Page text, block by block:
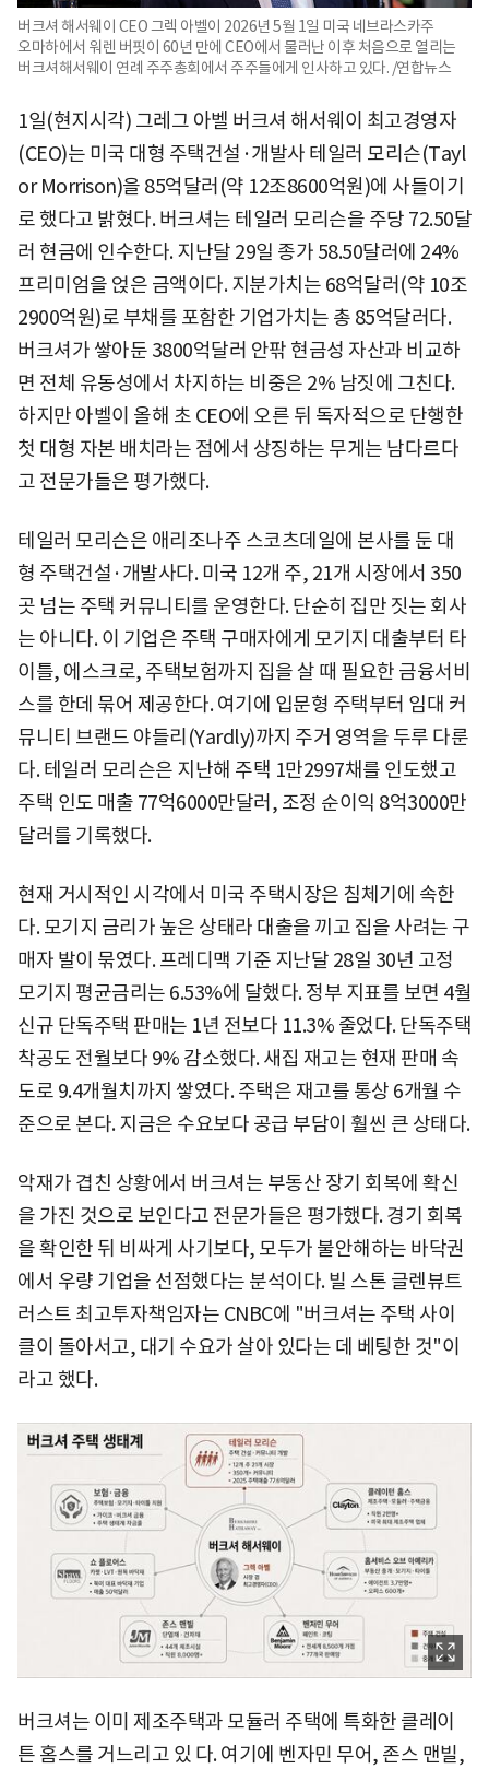
버크셔 해서웨이 CEO 그렉 아벨이 2026년 5월 1일 미국 네브라스카주
오마하에서 워렌 버핏이 60년 만에 CEO에서 물러난 이후 처음으로 열리는
버크셔해서웨이 연례 주주총회에서 주주들에게 인사하고 있다. /연합뉴스
1일(현지시각) 그레그 아벨 버크셔 해서웨이 최고경영자
(CEO)는 미국 대형 주택건설·개발사 테일러 모리슨(Tayl
or Morrison)을 85억달러(약 12조8600억원)에 사들이기
로 했다고 밝혔다. 버크셔는 테일러 모리슨을 주당 72.50달
러 현금에 인수한다. 지난달 29일 종가 58.50달러에 24%
프리미엄을 얹은 금액이다. 지분가치는 68억달러(약 10조
2900억원)로 부채를 포함한 기업가치는 총 85억달러다.
버크셔가 쌓아둔 3800억달러 안팎 현금성 자산과 비교하
면 전체 유동성에서 차지하는 비중은 2% 남짓에 그친다.
하지만 아벨이 올해 초 CEO에 오른 뒤 독자적으로 단행한
첫 대형 자본 배치라는 점에서 상징하는 무게는 남다르다
고 전문가들은 평가했다.
테일러 모리슨은 애리조나주 스코츠데일에 본사를 둔 대
형 주택건설·개발사다. 미국 12개 주, 21개 시장에서 350
곳 넘는 주택 커뮤니티를 운영한다. 단순히 집만 짓는 회사
는 아니다. 이 기업은 주택 구매자에게 모기지 대출부터 타
이틀, 에스크로, 주택보험까지 집을 살 때 필요한 금융서비
스를 한데 묶어 제공한다. 여기에 입문형 주택부터 임대 커
뮤니티 브랜드 야들리(Yardly)까지 주거 영역을 두루 다룬
다. 테일러 모리슨은 지난해 주택 1만2997채를 인도했고
주택 인도 매출 77억6000만달러, 조정 순이익 8억3000만
달러를 기록했다.
현재 거시적인 시각에서 미국 주택시장은 침체기에 속한
다. 모기지 금리가 높은 상태라 대출을 끼고 집을 사려는 구
매자 발이 묶였다. 프레디맥 기준 지난달 28일 30년 고정
모기지 평균금리는 6.53%에 달했다. 정부 지표를 보면 4월
신규 단독주택 판매는 1년 전보다 11.3% 줄었다. 단독주택
착공도 전월보다 9% 감소했다. 새집 재고는 현재 판매 속
도로 9.4개월치까지 쌓였다. 주택은 재고를 통상 6개월 수
준으로 본다. 지금은 수요보다 공급 부담이 훨씬 큰 상태다.
악재가 겹친 상황에서 버크셔는 부동산 장기 회복에 확신
을 가진 것으로 보인다고 전문가들은 평가했다. 경기 회복
을 확인한 뒤 비싸게 사기보다, 모두가 불안해하는 바닥권
에서 우량 기업을 선점했다는 분석이다. 빌 스톤 글렌뷰트
러스트 최고투자책임자는 CNBC에 "버크셔는 주택 사이
클이 돌아서고, 대기 수요가 살아 있다는 데 베팅한 것"이
라고 했다.
버크셔는 이미 제조주택과 모듈러 주택에 특화한 클레이
튼 홈스를 거느리고 있 다. 여기에 벤자민 무어, 존스 맨빌,